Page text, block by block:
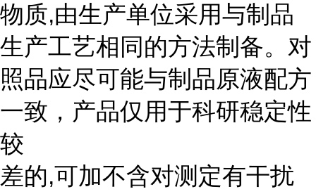
物质,由生产单位采用与制品
生产工艺相同的方法制备。对
照品应尽可能与制品原液配方
一致，产品仅用于科研稳定性
较
差的,可加不含对测定有干扰